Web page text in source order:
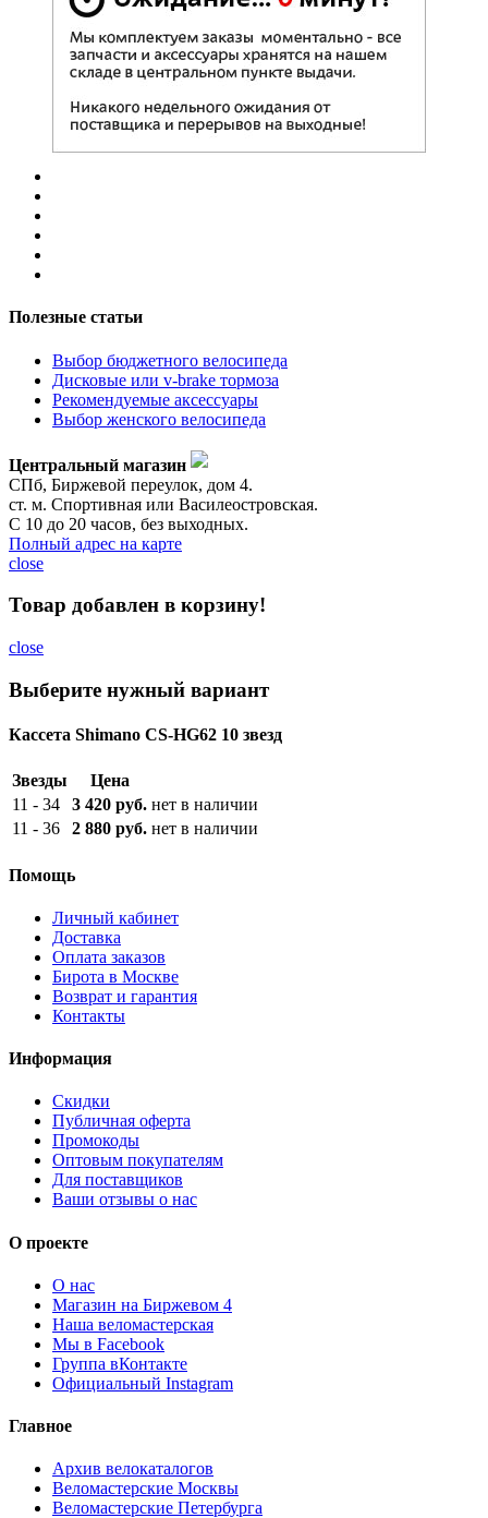
Полезные статьи
Выбор бюджетного велосипеда
Дисковые или v-brake тормоза
Рекомендуемые аксессуары
Выбор женского велосипеда
Центральный магазин
СПб, Биржевой переулок, дом 4.
ст. м. Спортивная или Василеостровская.
С 10 до 20 часов, без выходных.
Полный адрес на карте
close
Товар добавлен в корзину!
close
Выберите нужный вариант
Кассета Shimano CS-HG62 10 звезд
Звезды
Цена
11 - 34
3 420 руб. нет в наличии
11 - 36
2 880 руб. нет в наличии
Помощь
Личный кабинет
Доставка
Оплата заказов
Бирота в Москве
Возврат и гарантия
Контакты
Информация
Скидки
Публичная оферта
Промокоды
Оптовым покупателям
Для поставщиков
Ваши отзывы о нас
О проекте
О нас
Магазин на Биржевом 4
Наша веломастерская
Мы в Facebook
Группа вКонтакте
Официальный Instagram
Главное
Архив велокаталогов
Веломастерские Москвы
Веломастерские Петербурга